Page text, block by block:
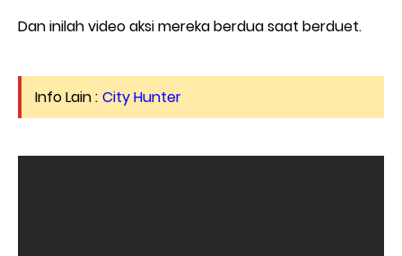
Dan inilah video aksi mereka berdua saat berduet.
Info Lain : City Hunter